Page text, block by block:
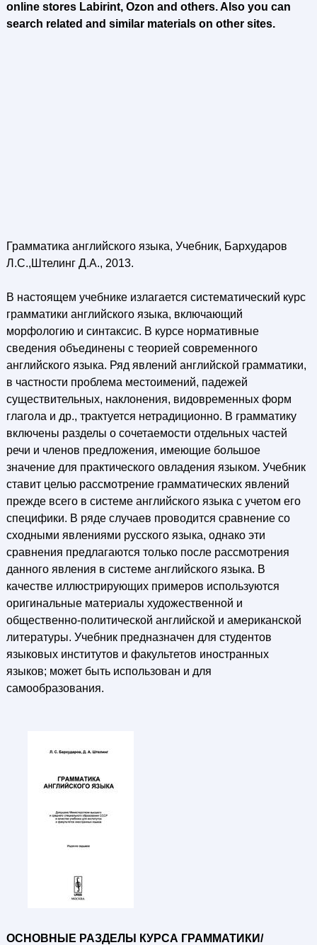
online stores Labirint, Ozon and others. Also you can
search related and similar materials on other sites.
Грамматика английского языка, Учебник, Бархударов
Л.С.,Штелинг Д.А., 2013.
В настоящем учебнике излагается систематический курс
грамматики английского языка, включающий
морфологию и синтаксис. В курсе нормативные
сведения объединены с теорией современного
английского языка. Ряд явлений английской грамматики,
в частности проблема местоимений, падежей
существительных, наклонения, видовременных форм
глагола и др., трактуется нетрадиционно. В грамматику
включены разделы о сочетаемости отдельных частей
речи и членов предложения, имеющие большое
значение для практического овладения языком. Учебник
ставит целью рассмотрение грамматических явлений
прежде всего в системе английского языка с учетом его
специфики. В ряде случаев проводится сравнение со
сходными явлениями русского языка, однако эти
сравнения предлагаются только после рассмотрения
данного явления в системе английского языка. В
качестве иллюстрирующих примеров используются
оригинальные материалы художественной и
общественно-политической английской и американской
литературы. Учебник предназначен для студентов
языковых институтов и факультетов иностранных
языков; может быть использован и для
самообразования.
ОСНОВНЫЕ РАЗДЕЛЫ КУРСА ГРАММАТИКИ/